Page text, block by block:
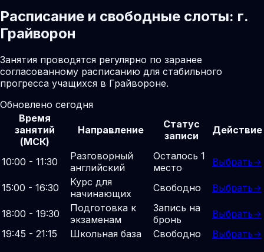
Расписание и свободные слоты: г.
Грайворон
Занятия проводятся регулярно по заранее
согласованному расписанию для стабильного
прогресса учащихся в Грайвороне.
Обновлено сегодня
Время
занятий
(МСК)
Направление
Статус
записи
Действие
10:00 - 11:30
Разговорный
английский
Осталось 1
место
Выбрать→
15:00 - 16:30
Курс для
начинающих
Свободно Выбрать→
18:00 - 19:30
Подготовка к
экзаменам
Запись на
бронь
Выбрать→
19:45 - 21:15
Школьная база Свободно Выбрать→